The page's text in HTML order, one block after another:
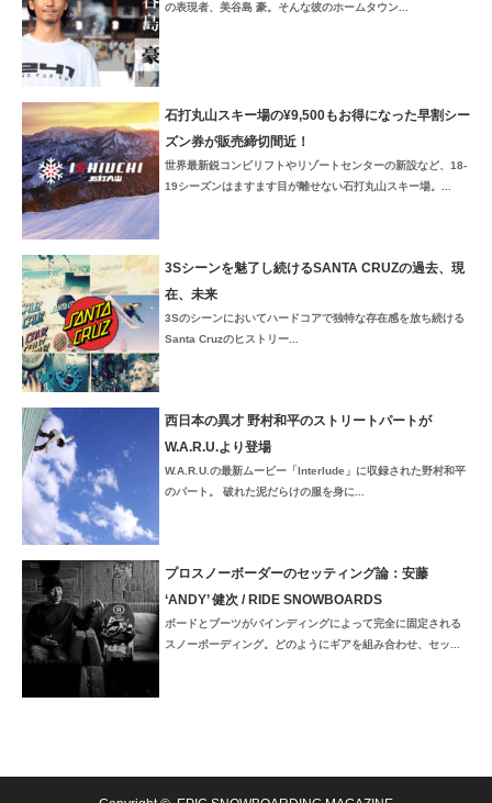
の表現者、美谷島 豪。そんな彼のホームタウン...
石打丸山スキー場の¥9,500もお得になった早割シー
ズン券が販売締切間近！
世界最新鋭コンビリフトやリゾートセンターの新設など、18-
19シーズンはますます目が離せない石打丸山スキー場。...
3Sシーンを魅了し続けるSANTA CRUZの過去、現
在、未来
3Sのシーンにおいてハードコアで独特な存在感を放ち続ける
Santa Cruzのヒストリー...
西日本の異才 野村和平のストリートパートが
W.A.R.U.より登場
W.A.R.U.の最新ムービー「Interlude」に収録された野村和平
のパート。 破れた泥だらけの服を身に...
プロスノーボーダーのセッティング論：安藤
‘ANDY’ 健次 / RIDE SNOWBOARDS
ボードとブーツがバインディングによって完全に固定される
スノーボーディング。どのようにギアを組み合わせ、セッ...